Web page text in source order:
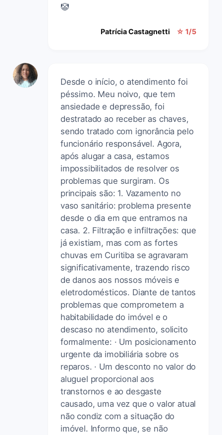
🤡
Patrícia Castagnetti ☆ 1/5
Desde o início, o atendimento foi
péssimo. Meu noivo, que tem
ansiedade e depressão, foi
destratado ao receber as chaves,
sendo tratado com ignorância pelo
funcionário responsável. Agora,
após alugar a casa, estamos
impossibilitados de resolver os
problemas que surgiram. Os
principais são: 1. Vazamento no
vaso sanitário: problema presente
desde o dia em que entramos na
casa. 2. Filtração e infiltrações: que
já existiam, mas com as fortes
chuvas em Curitiba se agravaram
significativamente, trazendo risco
de danos aos nossos móveis e
eletrodomésticos. Diante de tantos
problemas que comprometem a
habitabilidade do imóvel e o
descaso no atendimento, solicito
formalmente: · Um posicionamento
urgente da imobiliária sobre os
reparos. · Um desconto no valor do
aluguel proporcional aos
transtornos e ao desgaste
causado, uma vez que o valor atual
não condiz com a situação do
imóvel. Informo que, se não